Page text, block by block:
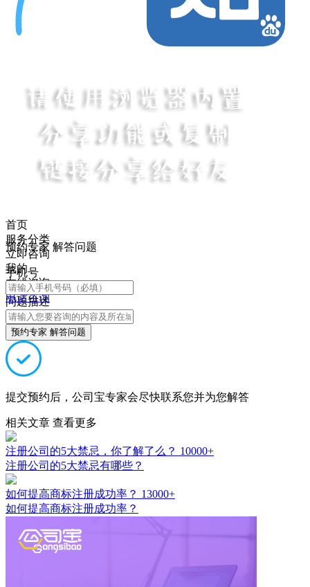
首页
服务分类
立即咨询
我的
在线咨询
电话咨询
预约专家 解答问题
手机号
问题描述
预约专家 解答问题
提交预约后，公司宝专家会尽快联系您并为您解答
相关文章 查看更多
注册公司的5大禁忌，你了解了么？ 10000+
注册公司的5大禁忌有哪些？
如何提高商标注册成功率？ 13000+
如何提高商标注册成功率？